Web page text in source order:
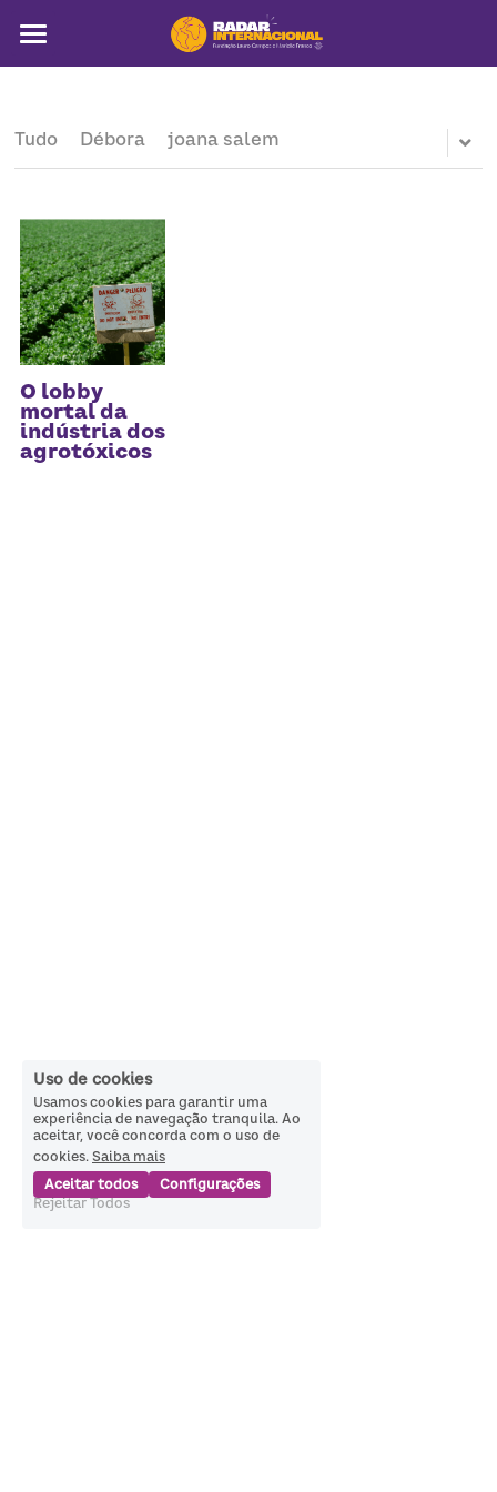
Colunistas
Notícias
Artigos
Pega a visão
Busca
Tudo Débora joana salem
O lobby
mortal da
indústria dos
agrotóxicos
Uso de cookies
Usamos cookies para garantir uma
experiência de navegação tranquila. Ao
aceitar, você concorda com o uso de
cookies. Saiba mais
Aceitar todos
Configurações
Rejeitar Todos